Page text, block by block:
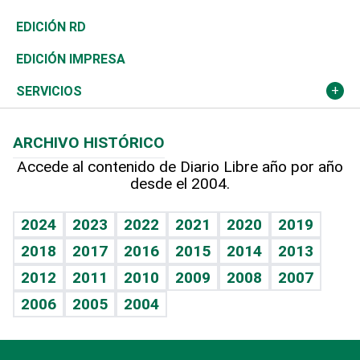
Ocenanía
Caribe
Resto del mundo
Telecom.
Global y variable
Economía personal
Sociales
Novedades
Podcast Arte Libre
Hablando con el pediatra
Vida y familia
Eñe
Celebrando la vida
Sin complejos
En pocas palabras
Tenis
Olimpismo
Más deportes
Línea de hit
TBT Deportivo
El Espía
Noticiero Poteleche
Columnistas
Historia
Martes de tecnología
Cambio climático
Revista
Deportes
Opinión
Hecho en casa
Guía del dinero
EDICIÓN RD
EDICIÓN IMPRESA
SERVICIOS
Cumpleaños
Horóscopos
Crucigramas
ARCHIVO HISTÓRICO
Accede al contenido de Diario Libre año por año
desde el 2004.
2024 2023 2022 2021 2020
2019
2018
2017 2016 2015 2014
2013
2012
2011 2010 2009 2008
2007
2006
2005 2004